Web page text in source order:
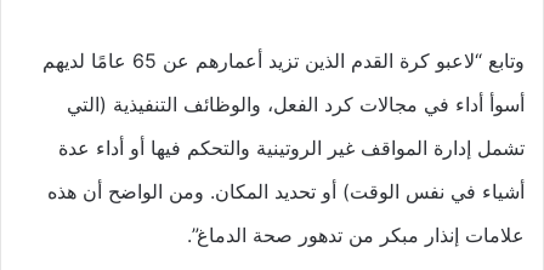
وتابع “لاعبو كرة القدم الذين تزيد أعمارهم عن 65 عامًا لديهم
أسوأ أداء في مجالات كرد الفعل، والوظائف التنفيذية (التي
تشمل إدارة المواقف غير الروتينية والتحكم فيها أو أداء عدة
أشياء في نفس الوقت) أو تحديد المكان. ومن الواضح أن هذه
علامات إنذار مبكر من تدهور صحة الدماغ”.